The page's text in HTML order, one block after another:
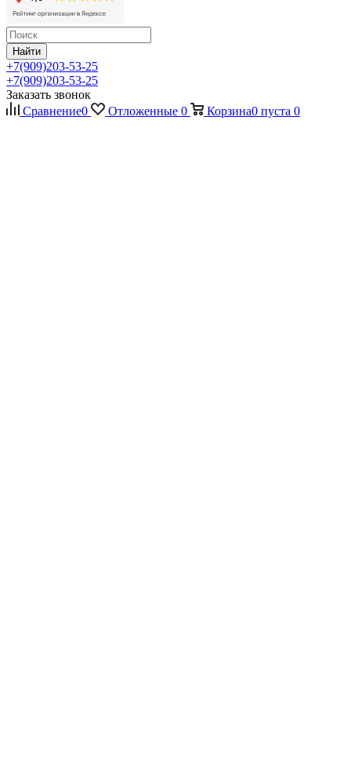
Найти
+7(909)203-53-25
+7(909)203-53-25
Заказать звонок
Сравнение0 Отложенные 0 Корзина0 пуста 0